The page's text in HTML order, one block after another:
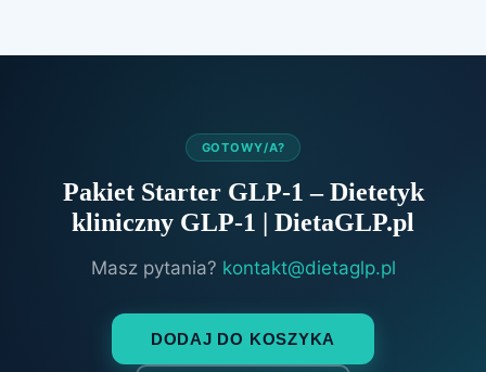
GOTOWY/A?
Pakiet Starter GLP-1 – Dietetyk
kliniczny GLP-1 | DietaGLP.pl
Masz pytania? kontakt@dietaglp.pl
DODAJ DO KOSZYKA